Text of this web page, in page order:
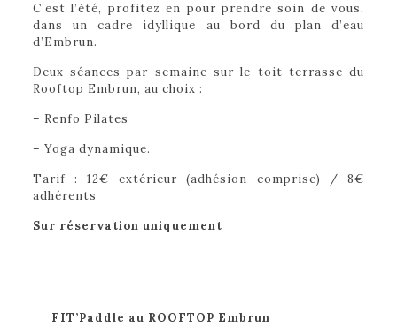
C’est l’été, profitez en pour prendre soin de vous,
dans un cadre idyllique au bord du plan d’eau
d’Embrun.
Deux séances par semaine sur le toit terrasse du
Rooftop Embrun, au choix :
– Renfo Pilates
– Yoga dynamique.
Tarif : 12€ extérieur (adhésion comprise) / 8€
adhérents
Sur réservation uniquement
FIT’Paddle au ROOFTOP Embrun